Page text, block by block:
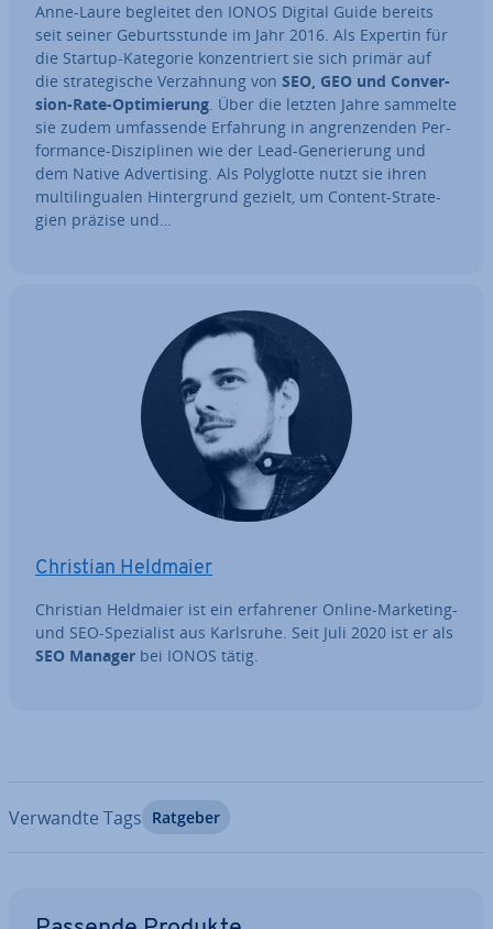
Anne-Laure begleitet den IONOS Digital Guide bereits
seit seiner Ge­burts­stun­de im Jahr 2016. Als Expertin für
die Startup-Kategorie kon­zen­triert sie sich primär auf
die stra­te­gi­sche Ver­zah­nung von SEO, GEO und Con­ver­
si­on-Rate-Op­ti­mie­rung. Über die letzten Jahre sammelte
sie zudem um­fas­sen­de Erfahrung in an­gren­zen­den Per­
for­mance-Dis­zi­pli­nen wie der Lead-Ge­ne­rie­rung und
dem Native Ad­ver­ti­sing. Als Po­ly­glot­te nutzt sie ihren
mul­ti­l­in­gua­len Hin­ter­grund gezielt, um Content-Stra­te­
gien präzise und…
Christian Heldmaier
Christian Heldmaier ist ein er­fah­re­ner Online-Marketing-
und SEO-Spe­zia­list aus Karlsruhe. Seit Juli 2020 ist er als
SEO Manager bei IONOS tätig.
Verwandte Tags Ratgeber